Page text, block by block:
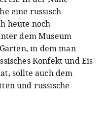
eine russisch-
heute noch
dem Museum
in dem man
Konfekt und Eis
sollte auch dem
und russische